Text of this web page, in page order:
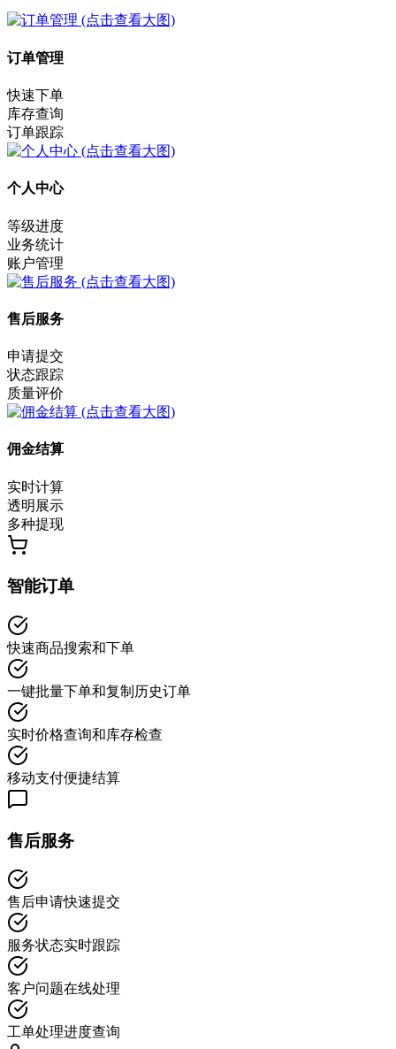
订单管理
快速下单
库存查询
订单跟踪
个人中心
等级进度
业务统计
账户管理
售后服务
申请提交
状态跟踪
质量评价
佣金结算
实时计算
透明展示
多种提现
智能订单
快速商品搜索和下单
一键批量下单和复制历史订单
实时价格查询和库存检查
移动支付便捷结算
售后服务
售后申请快速提交
服务状态实时跟踪
客户问题在线处理
工单处理进度查询